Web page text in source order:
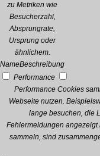
zu Metriken wie
Besucherzahl,
Absprungrate,
Ursprung oder
ähnlichem.
NameBeschreibung
Performance
Performance Cookies
Webseite nutzen.
lange besuchen, die
Fehlermeldungen
sammeln, sind